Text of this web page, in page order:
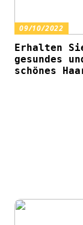
09/10/2022
Erhalten
gesundes
schönes